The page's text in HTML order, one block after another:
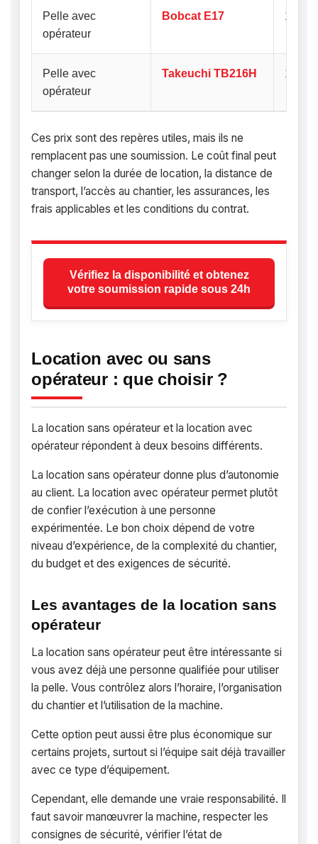
Pelle avec
opérateur
Bobcat E17 127 $/
Pelle avec
opérateur
Takeuchi TB216H 138 $/
Ces prix sont des repères utiles, mais ils ne
remplacent pas une soumission. Le coût final peut
changer selon la durée de location, la distance de
transport, l’accès au chantier, les assurances, les
frais applicables et les conditions du contrat.
Vérifiez la disponibilité et obtenez
votre soumission rapide sous 24h
Location avec ou sans
opérateur : que choisir ?
La location sans opérateur et la location avec
opérateur répondent à deux besoins différents.
La location sans opérateur donne plus d’autonomie
au client. La location avec opérateur permet plutôt
de confier l’exécution à une personne
expérimentée. Le bon choix dépend de votre
niveau d’expérience, de la complexité du chantier,
du budget et des exigences de sécurité.
Les avantages de la location sans
opérateur
La location sans opérateur peut être intéressante si
vous avez déjà une personne qualifiée pour utiliser
la pelle. Vous contrôlez alors l’horaire, l’organisation
du chantier et l’utilisation de la machine.
Cette option peut aussi être plus économique sur
certains projets, surtout si l’équipe sait déjà travailler
avec ce type d’équipement.
Cependant, elle demande une vraie responsabilité. Il
faut savoir manœuvrer la machine, respecter les
consignes de sécurité, vérifier l’état de